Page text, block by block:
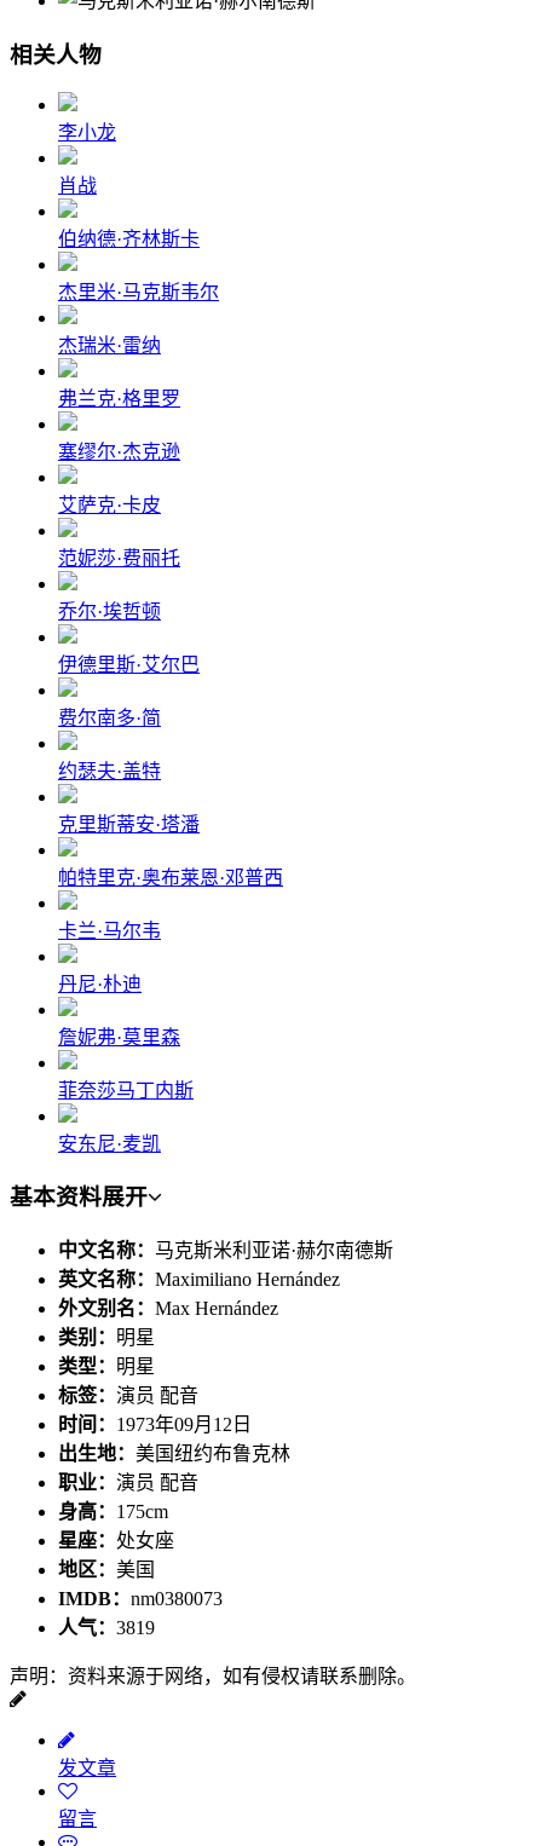
相关人物
李小龙
肖战
伯纳德·齐林斯卡
杰里米·马克斯韦尔
杰瑞米·雷纳
弗兰克·格里罗
塞缪尔·杰克逊
艾萨克·卡皮
范妮莎·费丽托
乔尔·埃哲顿
伊德里斯·艾尔巴
费尔南多·简
约瑟夫·盖特
克里斯蒂安·塔潘
帕特里克·奥布莱恩·邓普西
卡兰·马尔韦
丹尼·朴迪
詹妮弗·莫里森
菲奈莎马丁内斯
安东尼·麦凯
基本资料展开
中文名称： 马克斯米利亚诺·赫尔南德斯
英文名称： Maximiliano Hernández
外文别名： Max Hernández
类别： 明星
类型： 明星
标签： 演员 配音
时间： 1973年09月12日
出生地： 美国纽约布鲁克林
职业： 演员 配音
身高： 175cm
星座： 处女座
地区： 美国
IMDB： nm0380073
人气： 3819
声明：资料来源于网络，如有侵权请联系删除。
发文章
留言